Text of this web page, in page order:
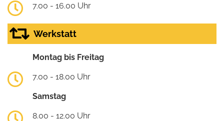
7.00 - 16.00 Uhr
Werkstatt
Montag bis Freitag
7.00 - 18.00 Uhr
Samstag
8.00 - 12.00 Uhr